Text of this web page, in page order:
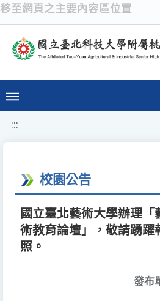
移至網頁之主要內容區位置
:::
校園公告
國立臺北藝術大學辦理「
術教育論壇」，敬請踴躍
照。
發布